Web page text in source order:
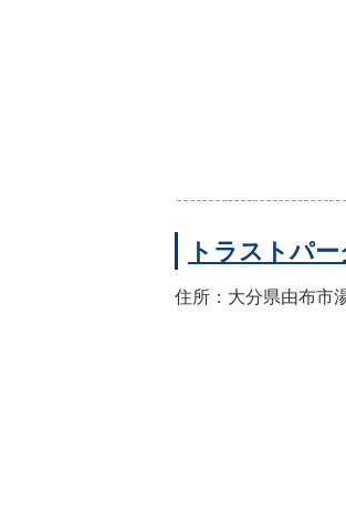
トラストパ
住所：大分県由布市